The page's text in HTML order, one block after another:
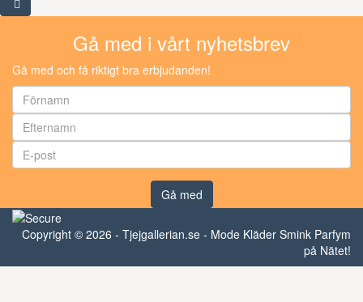
Gå med i vårt nyhetsbrev
Gå med och få riktigt bra erbjudanden!
Gå med
Copyright © 2026 - Tjejgallerian.se - Mode Kläder Smink Parfym
på Nätet!